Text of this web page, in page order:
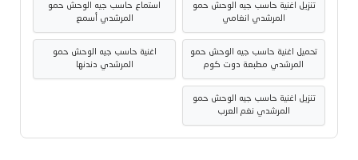
تنزيل اغنية حاسب جيه الوحش حمو
المرشدي انغامي
استماع حاسب جيه الوحش حمو
المرشدي أسمع
تحميل اغنية حاسب جيه الوحش حمو
المرشدي مطبعة دوت كوم
اغنية حاسب جيه الوحش حمو
المرشدي دندنها
تنزيل اغنية حاسب جيه الوحش حمو
المرشدي نغم العرب